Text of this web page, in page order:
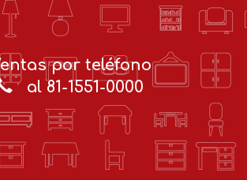
por teléfono
al 81-1551-0000